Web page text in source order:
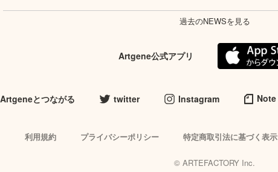
過去のNEWSを見る
Artgene公式アプリ
Artgeneとつながる twitter Instagram Note
利用規約 プライバシーポリシー 特定商取引法に基づく表示
© ARTEFACTORY Inc.